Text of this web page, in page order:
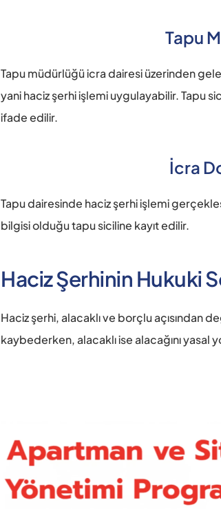
Tapu
Tapu müdürlüğü icra dairesi üzerinden
yani haciz şerhi işlemi uygulayabilir. Tapu
ifade edilir.
İcra
Tapu dairesinde haciz şerhi işlemi
bilgisi olduğu tapu siciline kayıt edilir.
Haciz Şerhinin Hukuki
Haciz şerhi, alacaklı ve borçlu açısından
kaybederken, alacaklı ise alacağını